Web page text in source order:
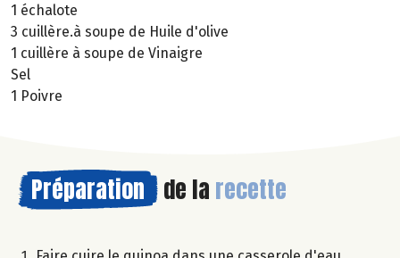
1 échalote
3 cuillère.à soupe de Huile d'olive
1 cuillère à soupe de Vinaigre
Sel
1 Poivre
Préparation de la recette